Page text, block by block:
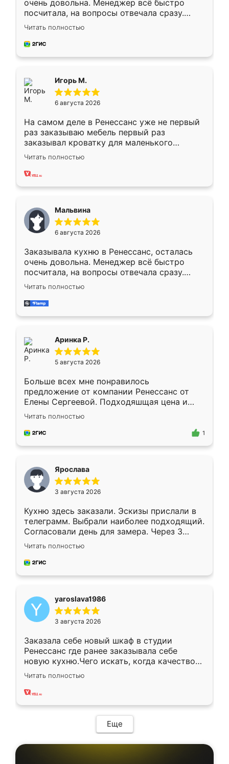
очень довольна. Менеджер всё быстро
посчитала, на вопросы отвечала сразу.
Замерщик приехал в субботу, подошёл к
делу со всей ответственностью. Собрали
за день, ребята работали аккуратно, даже
Читать полностью
Игорь М.
6 августа 2026
На самом деле в Ренессанс уже не первый
раз заказываю мебель первый раз
заказывал кроватку для маленького
ребёнка при его рождении ,во второй раз
заказал шкаф-купе. По качеству очень
хорошее сборка достаточно быстрая,
меньше, здесь же он более разнообразный.
Мне нравится ,если что-то потребуется из
мебели буду заказывать только здесь.
Читать полностью
Мальвина
6 августа 2026
Заказывала кухню в Ренессанс, осталась
очень довольна. Менеджер всё быстро
посчитала, на вопросы отвечала сразу.
Замерщик приехал в субботу, подошёл к
делу со всей ответственностью. Собрали
за день, ребята работали аккуратно, даже
Читать полностью
Аринка Р.
5 августа 2026
Больше всех мне понравилось
предложение от компании Ренессанс от
Елены Сергеевой. Подходяшщая цена и
короткие сроки изготовления. Приехавший
для замера сотрудник Владислав
предложил по моему эскизу самый
Читать полностью
1
Ярослава
3 августа 2026
Кухню здесь заказали. Эскизы прислали в
телеграмм. Выбрали наиболее подходящий.
Согласовали день для замера. Через 3
недели кухня была уже готова. Остались
довольны работой. Спасибо Ренессанс
мебель за качественную работу!
Читать полностью
yaroslava1986
3 августа 2026
Заказала себе новый шкаф в студии
Ренессанс где ранее заказывала себе
новую кухню.Чего искать, когда качеством
вполне довольна. Служит кухня уже почти
два года, нареканий нет.
Читать полностью
Еще